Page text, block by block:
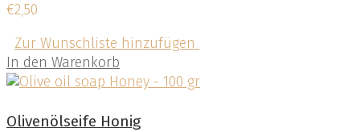
€2,50
Zur Wunschliste hinzufügen
In den Warenkorb
Olivenölseife Honig